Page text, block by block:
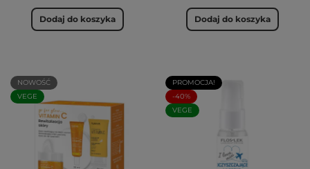
Dodaj do koszyka Dodaj do koszyka
NOWOŚĆ
VEGE
PROMOCJA!
-40%
VEGE